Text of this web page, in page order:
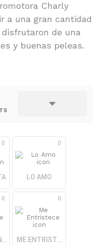
Charly
a una gran cantidad
de una
y buenas peleas.
0 0
LO AMO
0 0
ME ENTRISTECE